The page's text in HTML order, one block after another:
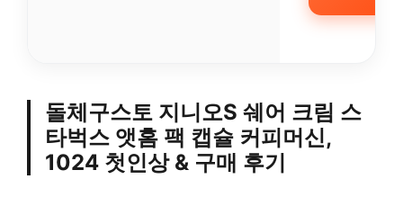
돌체구스토 지니오S 쉐어 크림 스
타벅스 앳홈 팩 캡슐 커피머신,
1024 첫인상 & 구매 후기